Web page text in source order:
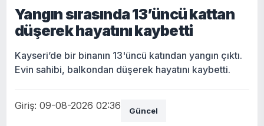
Yangın sırasında 13’üncü kattan
düşerek hayatını kaybetti
Kayseri’de bir binanın 13'üncü katından yangın çıktı.
Evin sahibi, balkondan düşerek hayatını kaybetti.
Giriş: 09-08-2026 02:36 Güncel